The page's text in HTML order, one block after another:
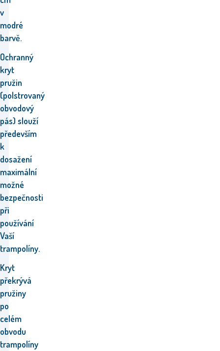
v
modré
barvě.
Ochranný
kryt
pružin
(polstrovaný
obvodový
pás) slouží
především
k
dosažení
maximální
možné
bezpečnosti
při
používání
Vaší
trampolíny.
Kryt
překrývá
pružiny
po
celém
obvodu
trampolíny